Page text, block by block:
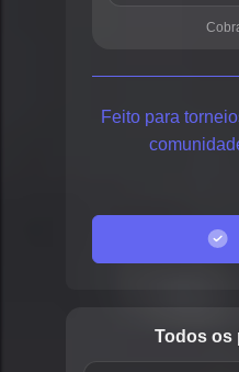
Feito para
Todos os